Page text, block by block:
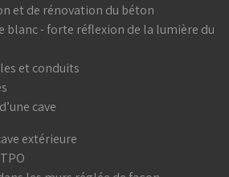
et de rénovation du béton
blanc - forte réflexion de la lumière du
et conduits
cave
extérieure